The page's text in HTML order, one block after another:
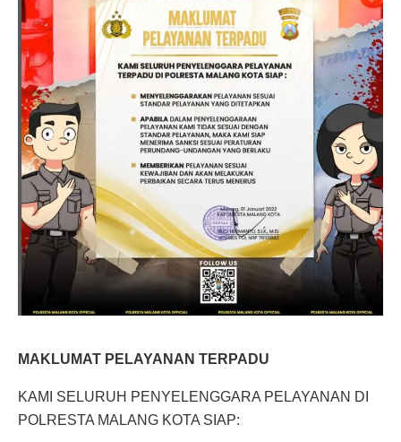
MAKLUMAT PELAYANAN TERPADU
KAMI SELURUH PENYELENGGARA PELAYANAN DI
POLRESTA MALANG KOTA SIAP: